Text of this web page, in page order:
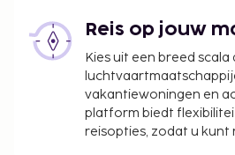
Het seizoensgebonden
van juni tot oktober.
Aangrenzende kamers
worden, afhankelijk van
Informeer rechtstreeks bij
via de contactgegevens in
Reis op jouw
Kies uit een breed scala
vakantiewoningen en
platform biedt
reisopties, zodat u kunt